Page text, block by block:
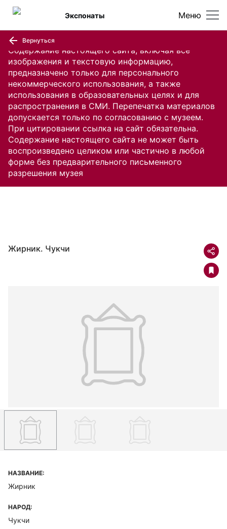
Содержание настоящего сайта, включая все
изображения и текстовую информацию,
предназначено только для персонального
некоммерческого использования, а также
использования в образовательных целях и для
распространения в СМИ. Перепечатка материалов
допускается только по согласованию с музеем.
При цитировании ссылка на сайт обязательна.
Содержание настоящего сайта не может быть
воспроизведено целиком или частично в любой
форме без предварительного письменного
разрешения музея
Меню
Экспонаты
Вернуться
Жирник. Чукчи
НАЗВАНИЕ:
Жирник
НАРОД:
Чукчи